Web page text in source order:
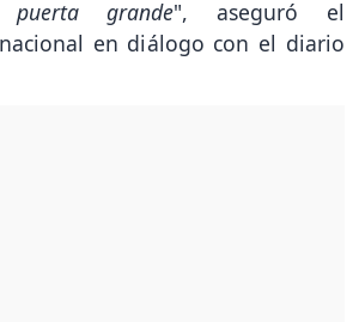
grande", aseguró el
en diálogo con el diario